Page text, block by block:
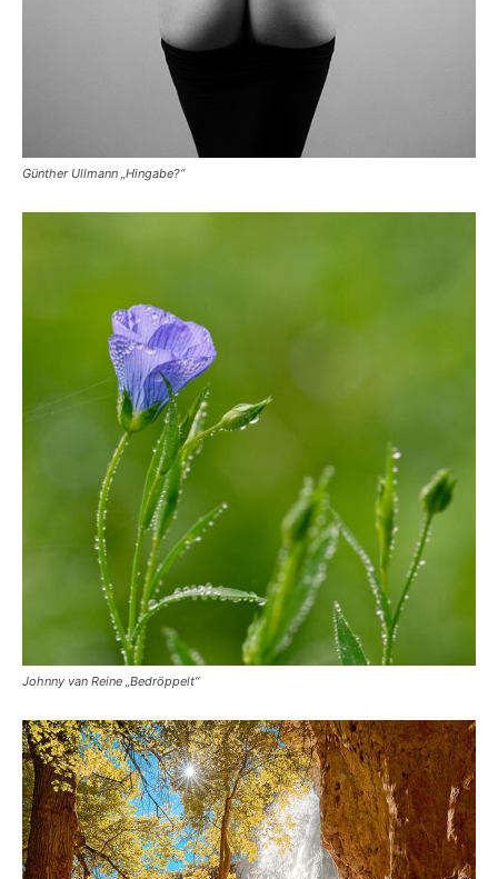
Günther Ullmann „Hingabe?“
Johnny van Reine „Bedröppelt“